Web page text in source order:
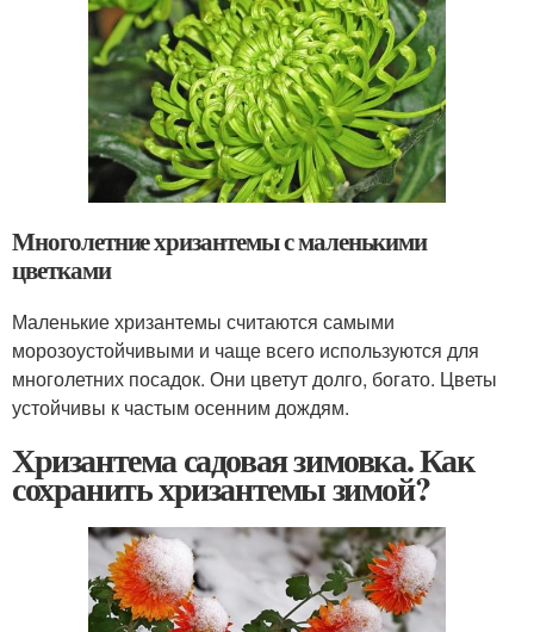
Многолетние хризантемы с маленькими
цветками
Маленькие хризантемы считаются самыми
морозоустойчивыми и чаще всего используются для
многолетних посадок. Они цветут долго, богато. Цветы
устойчивы к частым осенним дождям.
Хризантема садовая зимовка. Как
сохранить хризантемы зимой?